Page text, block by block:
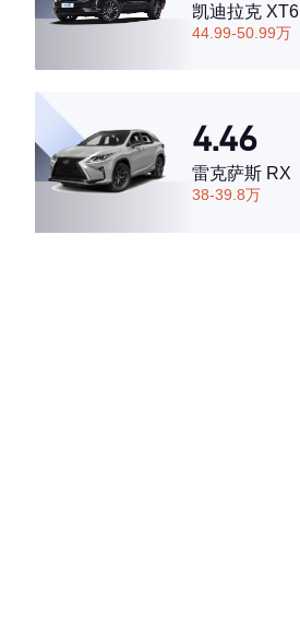
凯迪拉克 XT6
44.99-50.99万
4.46
雷克萨斯 RX
38-39.8万